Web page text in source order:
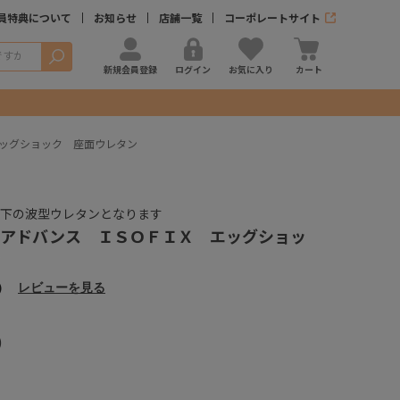
特典について お知らせ 店舗一覧 コーポレートサイト
検索
新規会員登録 ログイン お気に入り カート
グショック 座面ウレタン
の波型ウレタンとなります
ドバンス ＩＳＯＦＩＸ エッグショッ
レビューを見る